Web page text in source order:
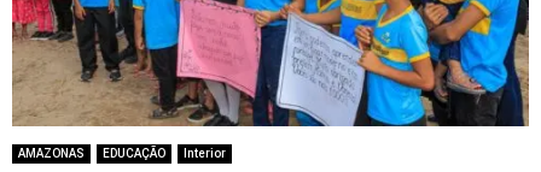
AMAZONAS EDUCAÇÃO Interior